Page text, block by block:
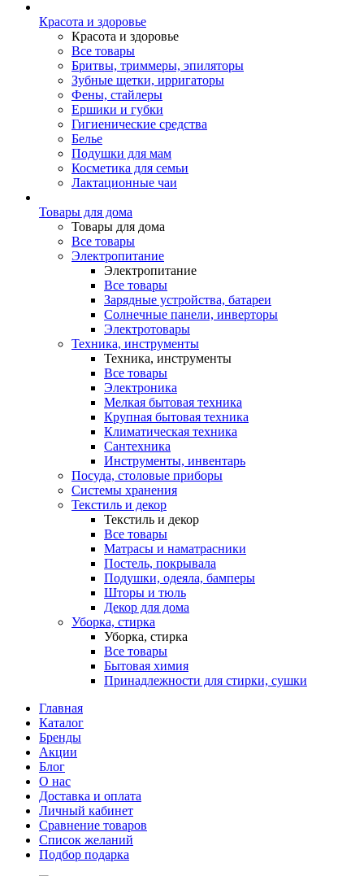
Красота и здоровье
Красота и здоровье
Все товары
Бритвы, триммеры, эпиляторы
Зубные щетки, ирригаторы
Фены, стайлеры
Ершики и губки
Гигиенические средства
Белье
Подушки для мам
Косметика для семьи
Лактационные чаи
Товары для дома
Товары для дома
Все товары
Электропитание
Электропитание
Все товары
Зарядные устройства, батареи
Солнечные панели, инверторы
Электротовары
Техника, инструменты
Техника, инструменты
Все товары
Электроника
Мелкая бытовая техника
Крупная бытовая техника
Климатическая техника
Сантехника
Инструменты, инвентарь
Посуда, столовые приборы
Системы хранения
Текстиль и декор
Текстиль и декор
Все товары
Матрасы и наматрасники
Постель, покрывала
Подушки, одеяла, бамперы
Шторы и тюль
Декор для дома
Уборка, стирка
Уборка, стирка
Все товары
Бытовая химия
Принадлежности для стирки, сушки
Главная
Каталог
Бренды
Акции
Блог
О нас
Доставка и оплата
Личный кабинет
Сравнение товаров
Список желаний
Подбор подарка